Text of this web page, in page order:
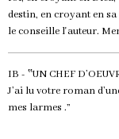
destin, en croyant en
le conseille l'auteur.
IB - ‟UN CHEF
J’ai lu votre roman
mes larmes .”